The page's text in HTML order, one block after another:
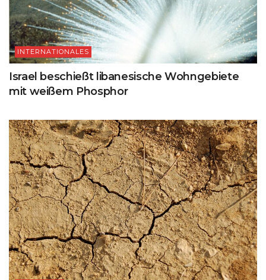
INTERNATIONALES
Israel beschießt libanesische Wohngebiete
mit weißem Phosphor